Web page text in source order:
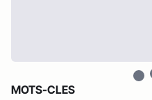
MOTS-CLES